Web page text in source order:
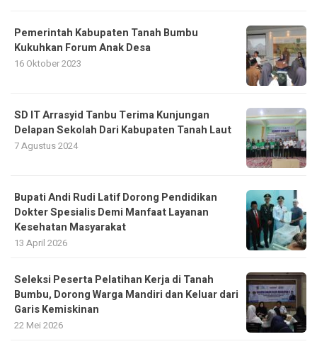
Pemerintah Kabupaten Tanah Bumbu
Kukuhkan Forum Anak Desa
16 Oktober 2023
SD IT Arrasyid Tanbu Terima Kunjungan
Delapan Sekolah Dari Kabupaten Tanah Laut
7 Agustus 2024
Bupati Andi Rudi Latif Dorong Pendidikan
Dokter Spesialis Demi Manfaat Layanan
Kesehatan Masyarakat
13 April 2026
Seleksi Peserta Pelatihan Kerja di Tanah
Bumbu, Dorong Warga Mandiri dan Keluar dari
Garis Kemiskinan
22 Mei 2026